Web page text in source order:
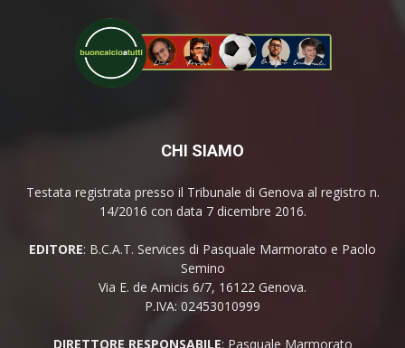
CHI SIAMO
Testata registrata presso il Tribunale di Genova al registro n.
14/2016 con data 7 dicembre 2016.
EDITORE: B.C.A.T. Services di Pasquale Marmorato e Paolo
Semino
Via E. de Amicis 6/7, 16122 Genova.
P.IVA: 02453010999
DIRETTORE RESPONSABILE: Pasquale Marmorato